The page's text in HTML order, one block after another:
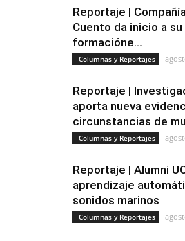
Reportaje |
Cuento da inicio a
formacióne...
Columnas y Reportajes
Reportaje |
aporta nueva
circunstancias de
Columnas y Reportajes
Reportaje | Alumni
aprendizaje
sonidos marinos
Columnas y Reportajes